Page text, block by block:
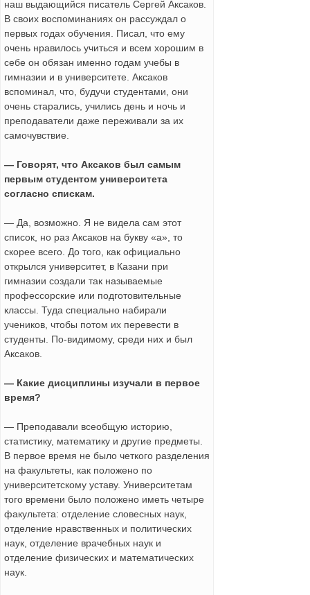
наш выдающийся писатель Сергей Аксаков.
В своих воспоминаниях он рассуждал о
первых годах обучения. Писал, что ему
очень нравилось учиться и всем хорошим в
себе он обязан именно годам учебы в
гимназии и в университете. Аксаков
вспоминал, что, будучи студентами, они
очень старались, учились день и ночь и
преподаватели даже переживали за их
самочувствие.
— Говорят, что Аксаков был самым
первым студентом университета
согласно спискам.
— Да, возможно. Я не видела сам этот
список, но раз Аксаков на букву «а», то
скорее всего. До того, как официально
открылся университет, в Казани при
гимназии создали так называемые
профессорские или подготовительные
классы. Туда специально набирали
учеников, чтобы потом их перевести в
студенты. По-видимому, среди них и был
Аксаков.
— Какие дисциплины изучали в первое
время?
— Преподавали всеобщую историю,
статистику, математику и другие предметы.
В первое время не было четкого разделения
на факультеты, как положено по
университетскому уставу. Университетам
того времени было положено иметь четыре
факультета: отделение словесных наук,
отделение нравственных и политических
наук, отделение врачебных наук и
отделение физических и математических
наук.